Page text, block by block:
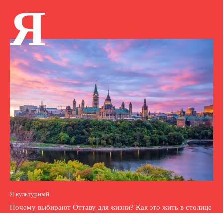
Я
Я культурный
Почему выбирают Оттаву для жизни? Как это жить в столице